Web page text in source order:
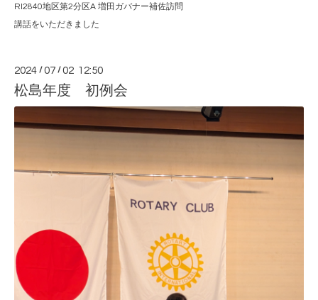
RI2840地区第2分区A 増田ガバナー補佐訪問
講話をいただきました
2024 /07 /02 12:50
松島年度 初例会